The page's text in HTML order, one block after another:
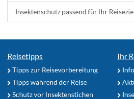
Insektenschutz passend für Ihr
Reisetipps
Tipps zur Reisevorbereitung
Tipps während der Reise
Schutz vor Insektenstichen
Ihr